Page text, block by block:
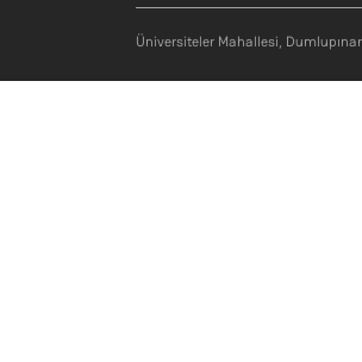
Üniversiteler Mahallesi,